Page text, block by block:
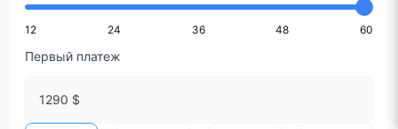
12 24 36 48 60
Первый платеж
1290 $